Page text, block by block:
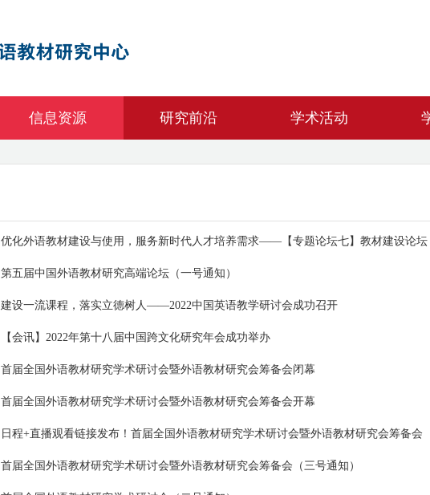
信息资源 研究前沿 学术活动
优化外语教材建设与使用，服务新时代人才培养需求——【专题论坛七】教材建设论坛
第五届中国外语教材研究高端论坛（一号通知）
建设一流课程，落实立德树人——2022中国英语教学研讨会成功召开
【会讯】2022年第十八届中国跨文化研究年会成功举办
首届全国外语教材研究学术研讨会暨外语教材研究会筹备会闭幕
首届全国外语教材研究学术研讨会暨外语教材研究会筹备会开幕
日程+直播观看链接发布！首届全国外语教材研究学术研讨会暨外语教材研究会筹备会
首届全国外语教材研究学术研讨会暨外语教材研究会筹备会（三号通知）